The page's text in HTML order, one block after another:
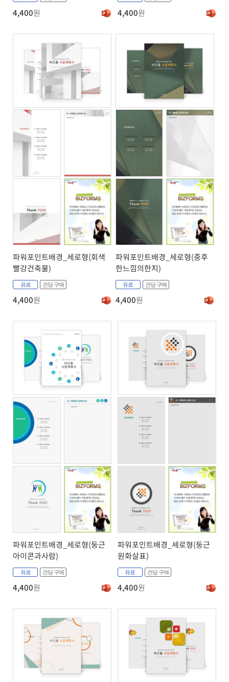
4,400원 4,400원
파워포인트배경_세로형(회색
빨강건축물)
유료 건당 구매
4,400원
파워포인트배경_세로형(중후
한느낌의한지)
유료 건당 구매
4,400원
파워포인트배경_세로형(둥근
아이콘과사람)
유료 건당 구매
4,400원
파워포인트배경_세로형(둥근
원화살표)
유료 건당 구매
4,400원